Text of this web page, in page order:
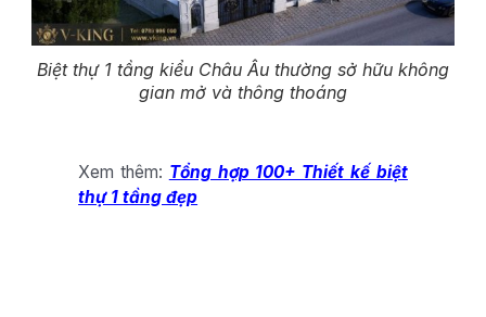
Biệt thự 1 tầng kiểu Châu Âu thường sở hữu không
gian mở và thông thoáng
Xem thêm: Tổng hợp 100+ Thiết kế biệt
thự 1 tầng đẹp